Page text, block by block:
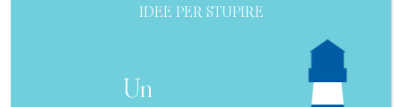
IDEE PER STUPIRE
Un